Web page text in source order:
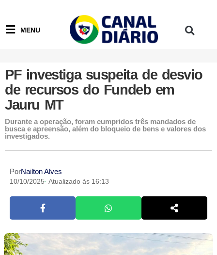
MENU
PF investiga suspeita de desvio
de recursos do Fundeb em
Jauru MT
Durante a operação, foram cumpridos três mandados de
busca e apreensão, além do bloqueio de bens e valores dos
investigados.
PorNailton Alves
10/10/2025 Atualizado às 16:13